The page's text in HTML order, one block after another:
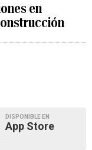
en
DISPONIBLE EN
App Store